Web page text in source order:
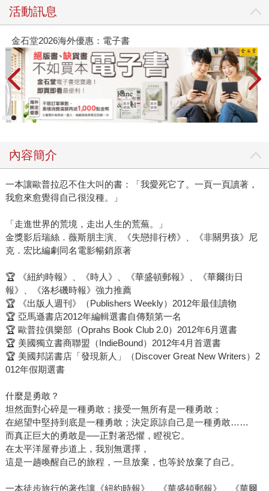
活動訊息
金石堂2026海外優惠：電子書
內容簡介
一本讓歐普拉忍不住大叫的書：「我愛死它了。一頁一頁讀著，
我愈來愈覺得自己很沒種。」
「走進世界的荒境，走出人生的荒蕪。」
金獎影后瑞絲．薇斯朋主演、《失戀排行榜》、《非關男孩》尼
克．宏比編劇同名電影暢銷原著
🏆 《紐約時報》、《時人》、《華盛頓郵報》、《華爾街日
報》、《洛杉磯時報》強力推薦
🏆 《出版人週刊》（Publishers Weekly）2012年最佳讀物
🏆 亞馬遜書店2012年編輯選書自傳類第一名
🏆 歐普拉俱樂部（Oprahs Book Club 2.0）2012年6月選書
🏆 美國獨立書商聯盟（IndieBound）2012年4月首選書
🏆 美國邦諾書店「發現新人」（Discover Great New Writers）2
012年假期選書
什麼是勇敢？
坦然面對心碎是一種勇敢；接受一無所有是一種勇敢；
在絕望中堅持到底是一種勇敢；決定原諒自己是一種勇敢……
而真正巨大的勇敢是──正對著恐懼，瞪視它。
在太平洋屋脊步道上，我別無選擇，
這是一趟喚醒自己的旅程，一旦放棄，也等於放棄了自己。
一本徒步旅行的著作讓《紐約時報》、《華盛頓郵報》、《華爾